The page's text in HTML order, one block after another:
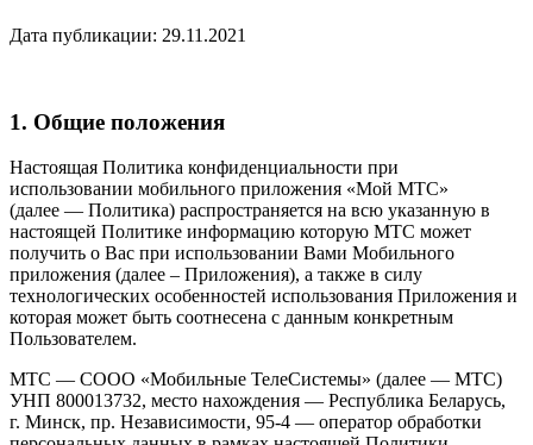
Дата публикации: 29.11.2021
1. Общие положения
Настоящая Политика конфиденциальности при
использовании мобильного приложения «Мой МТС»
(далее — Политика) распространяется на всю указанную в
настоящей Политике информацию которую МТС может
получить о Вас при использовании Вами Мобильного
приложения (далее – Приложения), а также в силу
технологических особенностей использования Приложения и
которая может быть соотнесена с данным конкретным
Пользователем.
МТС — СООО «Мобильные ТелеСистемы» (далее — МТС)
УНП 800013732, место нахождения — Республика Беларусь,
г. Минск, пр. Независимости, 95-4 — оператор обработки